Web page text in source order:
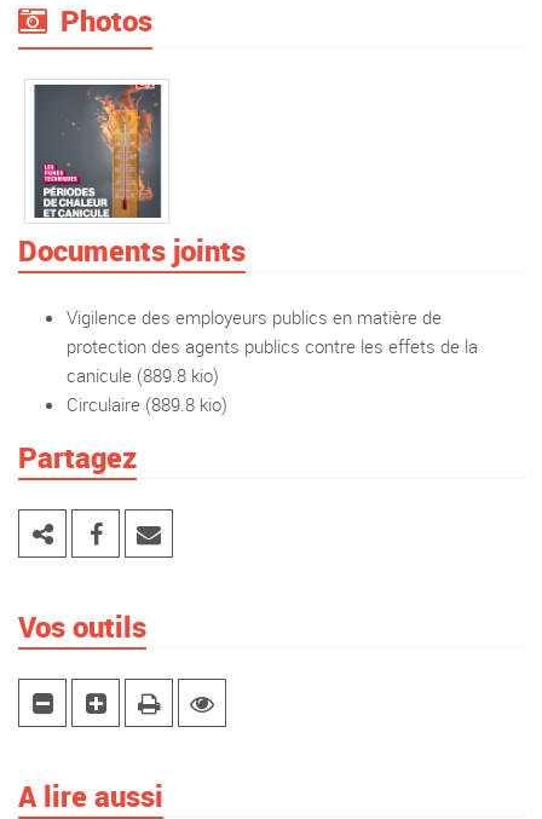
Photos
Documents joints
Vigilence des employeurs publics en matière de
protection des agents publics contre les effets de la
canicule (889.8 kio)
Circulaire (889.8 kio)
Partagez
Vos outils
A lire aussi